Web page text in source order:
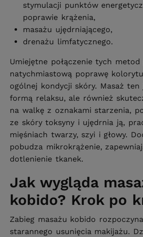
stymulacji punktów
poprawie krążenia,
masażu ujędrniającego,
drenażu limfatycznego.
Umiejętne połączenie tych metod
natychmiastową poprawę
ogólnej kondycji skóry. Masaż
formą relaksu, ale również
na walkę z oznakami starzenia,
ze skóry toksyny i ujędrnia ją,
mięśniach twarzy, szyi i głowy.
pobudza mikrokrążenie,
dotlenienie tkanek.
Jak wygląda
kobido? Krok po
Zabieg masażu kobido
starannego usunięcia makijażu.